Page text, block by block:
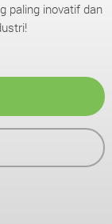
paling inovatif dan